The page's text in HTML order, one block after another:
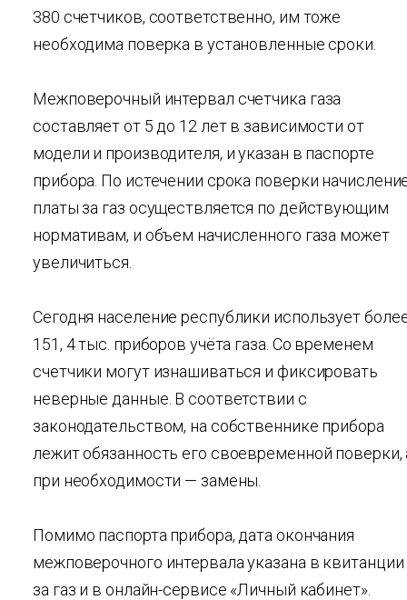
380 счетчиков, соответственно, им тоже
необходима поверка в установленные сроки.
Межповерочный интервал счетчика газа
составляет от 5 до 12 лет в зависимости от
модели и производителя, и указан в паспорте
прибора. По истечении срока поверки
платы за газ осуществляется по действующим
нормативам, и объем начисленного газа может
увеличиться.
Сегодня население республики использует
151, 4 тыс. приборов учёта газа. Со временем
счетчики могут изнашиваться и фиксировать
неверные данные. В соответствии с
законодательством, на собственнике прибора
лежит обязанность его своевременной поверки,
при необходимости — замены.
Помимо паспорта прибора, дата окончания
межповерочного интервала указана в квитанции
за газ и в онлайн-сервисе «Личный кабинет».